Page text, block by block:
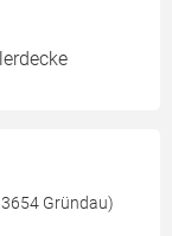
Gründau)